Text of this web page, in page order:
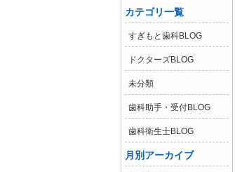
カテゴリ一覧
すぎもと歯科BLOG
ドクターズBLOG
未分類
歯科助手・受付BLOG
歯科衛生士BLOG
月別アーカイブ